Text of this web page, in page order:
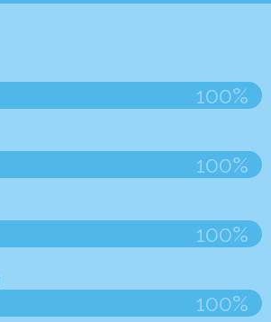
100%
100%
100%
100%